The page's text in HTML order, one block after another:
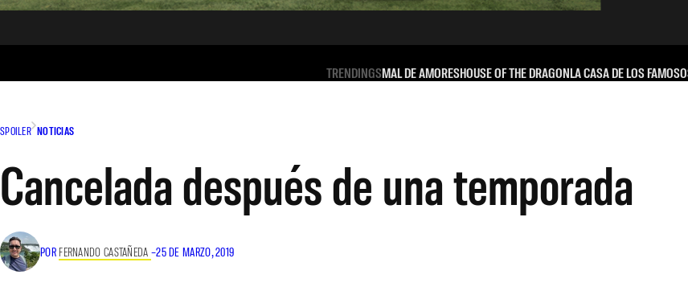
TRENDINGSMAL DE AMORESHOUSE OF THE DRAGONLA CASA DE LOS
SPOILER NOTICIAS
Cancelada después de una temporada
POR FERNANDO CASTAÑEDA –25 DE MARZO, 2019